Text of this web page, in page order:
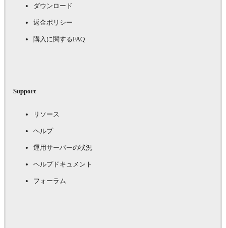
ダウンロード
返金ポリシー
購入に関するFAQ
Support
リソース
ヘルプ
運用サーバーの状況
ヘルプドキュメント
フォーラム